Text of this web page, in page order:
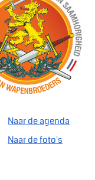
Naar de agenda
Naar de foto's